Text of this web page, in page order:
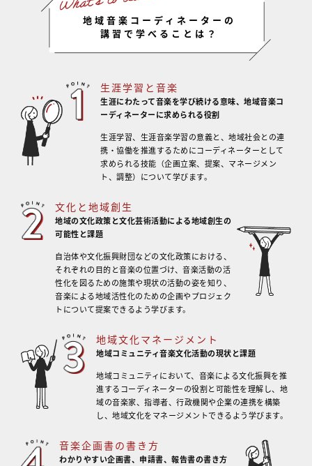
地域音楽コーディネーターの
講習で学べることは？
生涯学習と音楽
生涯にわたって音楽を学び続ける意味、 地域音楽コ
ーディネーターに求められる役割
生涯学習、生涯音楽学習の意義と、地域社会との連
携・協働を推進するためにコーディネーターとして
求められる技能（企画立案、提案、マネージメン
ト、調整）について学びます。
文化と地域創生
地域の文化政策と文化芸術活動による地域創生の
可能性と課題
自治体や文化振興財団などの文化政策における、
それぞれの目的と音楽の位置づけ、音楽活動の活
性化を図るための施策や現状の活動の姿を知り、
音楽による地域活性化のための企画やプロジェク
トについて提案できるよう学びます。
地域文化マネージメント
地域コミュニティ音楽文化活動の現状と課題
地域コミュニティにおいて、音楽による文化振興を推
進するコーディネーターの役割と可能性を理解し、地
域の音楽家、指導者、行政機関や企業の連携を構築
し、地域文化をマネージメントできるよう学びます。
音楽企画書の書き方
わかりやすい企画書、申請書、報告書の書き方